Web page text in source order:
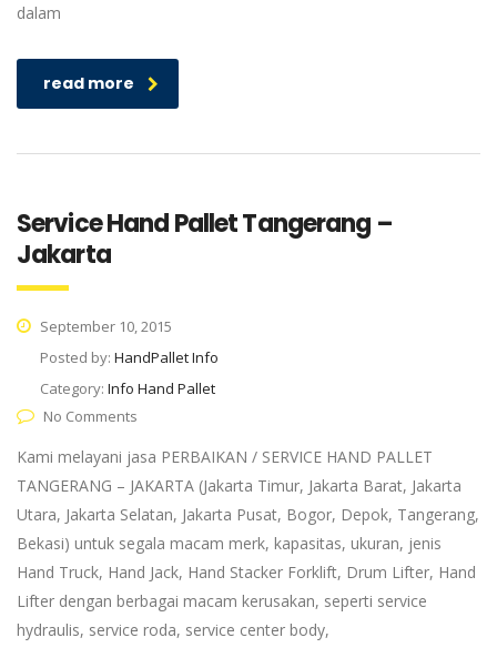
dalam
read more
Service Hand Pallet Tangerang –
Jakarta
September 10, 2015
Posted by: HandPallet Info
Category: Info Hand Pallet
No Comments
Kami melayani jasa PERBAIKAN / SERVICE HAND PALLET
TANGERANG – JAKARTA (Jakarta Timur, Jakarta Barat, Jakarta
Utara, Jakarta Selatan, Jakarta Pusat, Bogor, Depok, Tangerang,
Bekasi) untuk segala macam merk, kapasitas, ukuran, jenis
Hand Truck, Hand Jack, Hand Stacker Forklift, Drum Lifter, Hand
Lifter dengan berbagai macam kerusakan, seperti service
hydraulis, service roda, service center body,